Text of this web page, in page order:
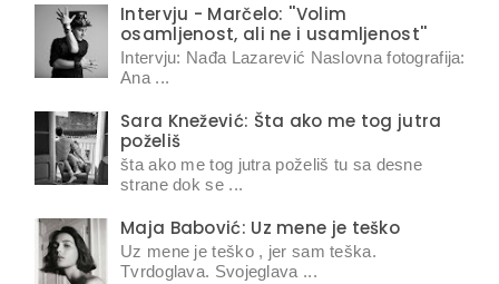
Intervju - Marčelo: ''Volim
osamljenost, ali ne i usamljenost''
Intervju: Nađa Lazarević Naslovna fotografija:
Ana ...
Sara Knežević: Šta ako me tog jutra
poželiš
šta ako me tog jutra poželiš tu sa desne
strane dok se ...
Maja Babović: Uz mene je teško
Uz mene je teško , jer sam teška.
Tvrdoglava. Svojeglava ...